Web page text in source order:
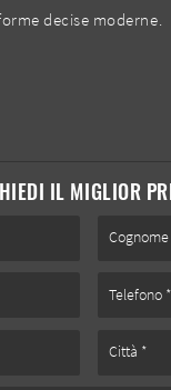
decise moderne.
IL MIGLIOR